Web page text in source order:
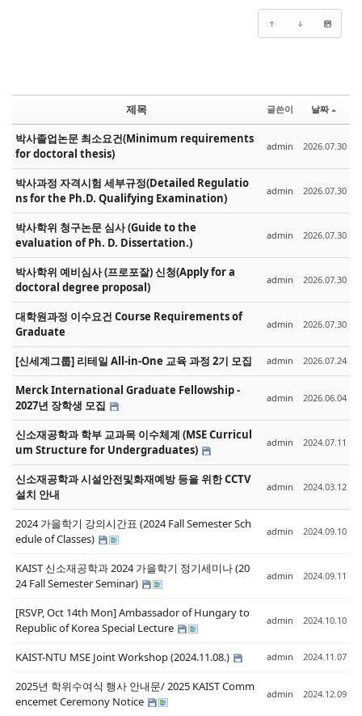
제목 글쓴이 날짜
박사졸업논문 최소요건(Minimum requirements
for doctoral thesis)
admin 2026.07.30
박사과정 자격시험 세부규정(Detailed Regulatio
ns for the Ph.D. Qualifying Examination)
admin 2026.07.30
박사학위 청구논문 심사 (Guide to the
evaluation of Ph. D. Dissertation.)
admin 2026.07.30
박사학위 예비심사 (프로포잘) 신청(Apply for a
doctoral degree proposal)
admin 2026.07.30
대학원과정 이수요건 Course Requirements of
Graduate
admin 2026.07.30
[신세계그룹] 리테일 All-in-One 교육 과정 2기 모집 admin 2026.07.24
Merck International Graduate Fellowship -
2027년 장학생 모집
admin 2026.06.04
신소재공학과 학부 교과목 이수체계 (MSE Curricul
um Structure for Undergraduates)
admin 2024.07.11
신소재공학과 시설안전및화재예방 등을 위한 CCTV
설치 안내
admin 2024.03.12
2024 가을학기 강의시간표 (2024 Fall Semester Sch
edule of Classes)
admin 2024.09.10
KAIST 신소재공학과 2024 가을학기 정기세미나 (20
24 Fall Semester Seminar)
admin 2024.09.11
[RSVP, Oct 14th Mon] Ambassador of Hungary to
Republic of Korea Special Lecture
admin 2024.10.10
KAIST-NTU MSE Joint Workshop (2024.11.08.) admin 2024.11.07
2025년 학위수여식 행사 안내문/ 2025 KAIST Comm
encemet Ceremony Notice
admin 2024.12.09